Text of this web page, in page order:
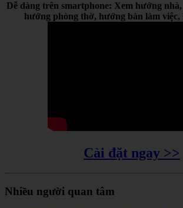
Dễ dàng trên smartphone: Xem hướng
hướng phòng thờ, hướng bàn làm
Cài đặt ngay >>
Nhiều người quan tâm